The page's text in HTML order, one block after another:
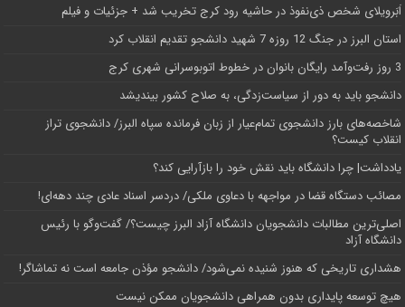
اَبَر‌ویلای شخص ذی‌نفوذ در حاشیه‌ رود کرج تخریب شد + جزئیات و فیلم
استان البرز در جنگ 12 روزه 7 شهید دانشجو تقدیم انقلاب کرد
3 روز رفت‌وآمد رایگان بانوان در خطوط اتوبوسرانی شهری کرج
دانشجو باید به دور از سیاست‌زدگی، به صلاح کشور بیندیشد
شاخصه‌های بارز دانشجوی تمام‌عیار از زبان فرمانده سپاه البرز/ دانشجوی تراز
انقلاب کیست؟
یادداشت| چرا دانشگاه باید نقش خود را بازآرایی کند؟
مصائب دستگاه قضا در مواجهه با دعاوی ملکی/ دردسر اسناد عادی چند‌ دهه‌ای!
اصلی‌ترین مطالبات دانشجویان دانشگاه آزاد البرز چیست؟/ گفت‌وگو با رئیس
دانشگاه آز‌اد
هشداری تاریخی که هنوز شنیده نمی‌شود/ دانشجو مؤذن جامعه است نه تماشاگر!
هیچ توسعه پایداری بدون همراهی دانشجویان ممکن نیست